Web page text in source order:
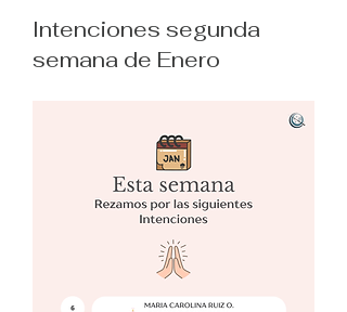
Intenciones segunda
semana de Enero